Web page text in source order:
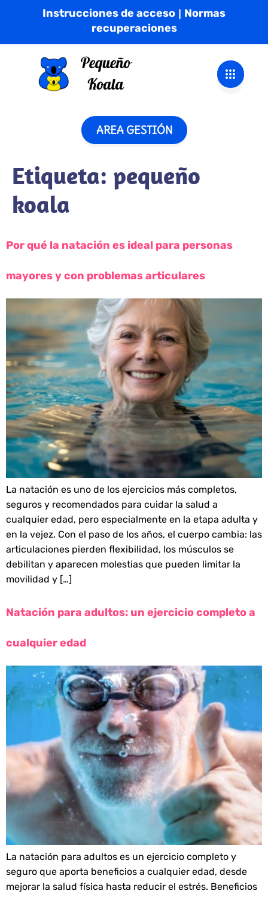
Instrucciones de acceso | Normas
recuperaciones
AREA GESTIÓN
Etiqueta: pequeño
koala
Por qué la natación es ideal para personas
mayores y con problemas articulares
La natación es uno de los ejercicios más completos,
seguros y recomendados para cuidar la salud a
cualquier edad, pero especialmente en la etapa adulta y
en la vejez. Con el paso de los años, el cuerpo cambia: las
articulaciones pierden flexibilidad, los músculos se
debilitan y aparecen molestias que pueden limitar la
movilidad y […]
Natación para adultos: un ejercicio completo a
cualquier edad
La natación para adultos es un ejercicio completo y
seguro que aporta beneficios a cualquier edad, desde
mejorar la salud física hasta reducir el estrés. Beneficios